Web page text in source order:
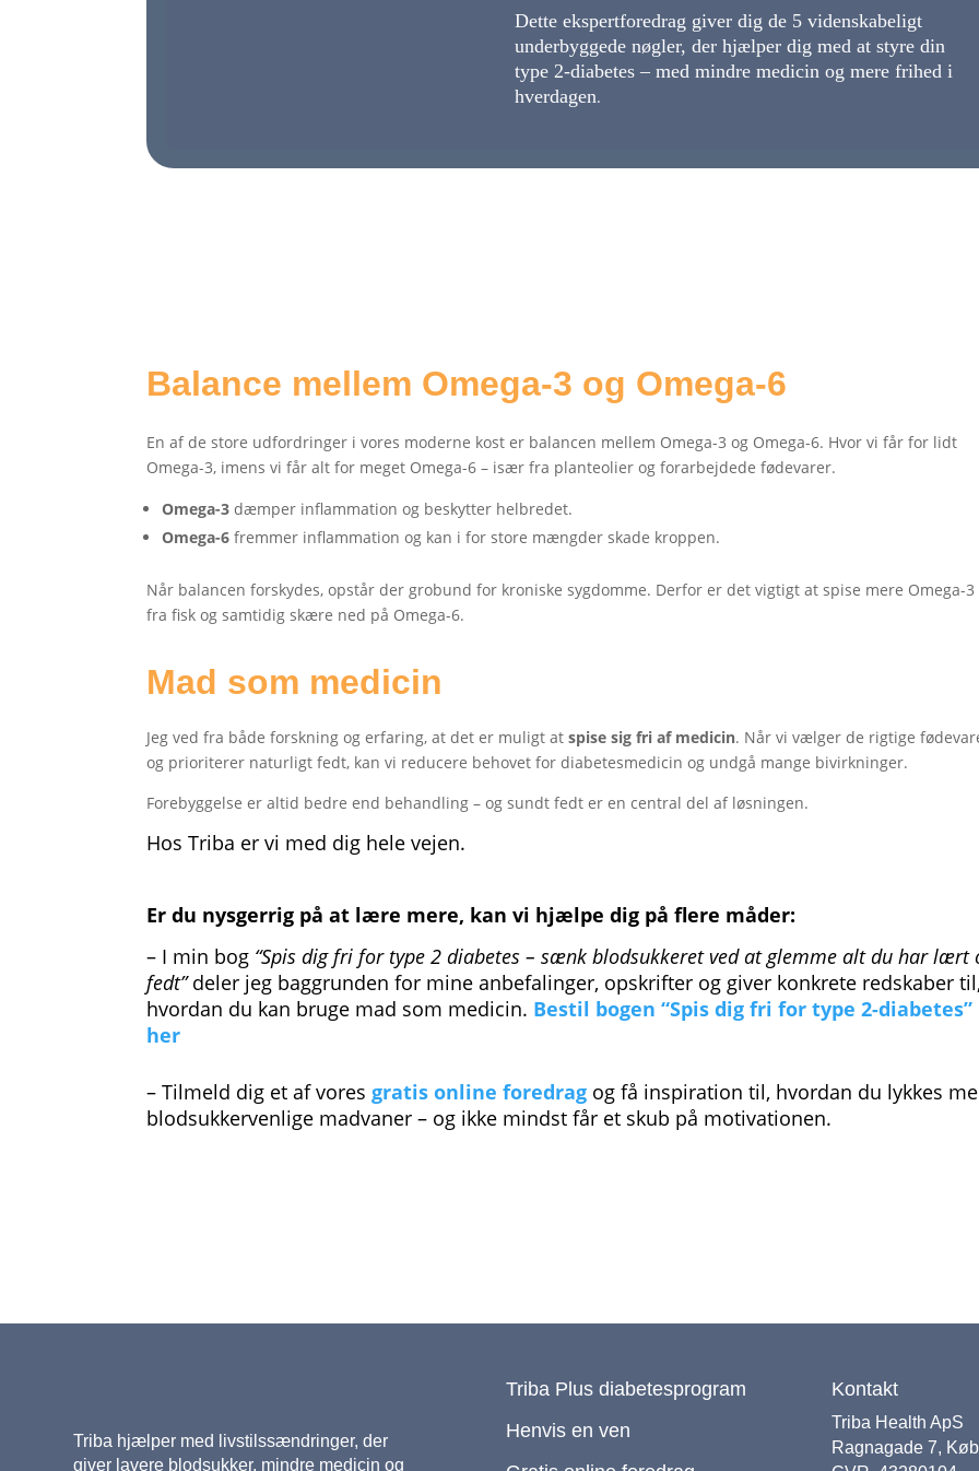
Dette ekspertforedrag giver dig de 5 videnskabeligt
underbyggede nøgler, der hjælper dig med at styre din
type 2-diabetes – med mindre medicin og mere frihed i
hverdagen.
Balance mellem Omega-3 og Omega-6
En af de store udfordringer i vores moderne kost er balancen mellem Omega-3 og Omega-6. Hvor vi får for lidt
Omega-3, imens vi får alt for meget Omega-6 – især fra planteolier og forarbejdede fødevarer.
Omega-3 dæmper inflammation og beskytter helbredet.
Omega-6 fremmer inflammation og kan i for store mængder skade kroppen.
Når balancen forskydes, opstår der grobund for kroniske sygdomme. Derfor er det vigtigt at spise mere Omega-3
fra fisk og samtidig skære ned på Omega-6.
Mad som medicin
Jeg ved fra både forskning og erfaring, at det er muligt atspise sig fri af medicin. Når vi vælger de rigtige
og prioriterer naturligt fedt, kan vi reducere behovet for diabetesmedicin og undgå mange bivirkninger.
Forebyggelse er altid bedre end behandling – og sundt fedt er en central del af løsningen.
Hos Triba er vi med dig hele vejen.
Er du nysgerrig på at lære mere, kan vi hjælpe dig på flere måder:
– I min bog “Spis dig fri for type 2 diabetes – sænk blodsukkeret ved at glemme alt du har lært
fedt”deler jeg baggrunden for mine anbefalinger, opskrifter og giver konkrete redskaber til,
hvordan du kan bruge mad som medicin. Bestil bogen “Spis dig fri for type 2-diabetes”
her
– Tilmeld dig et af voresgratis online foredrag og få inspiration til, hvordan du lykkes
blodsukkervenlige madvaner – og ikke mindst får et skub på motivationen.
Triba hjælper med livstilssændringer, der
giver lavere blodsukker, mindre medicin og
Triba Plus diabetesprogram
Henvis en ven
Kontakt
Triba Health ApS
Ragnagade 7,